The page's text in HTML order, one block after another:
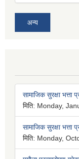
अन्य
सामाजिक सुरक्षा भत्ता
मिति: Monday,
सामाजिक सुरक्षा भत्ता
मिति: Monday,